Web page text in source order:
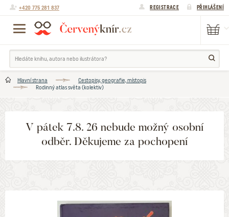
+420 775 281 837 REGISTRACE PŘIHLÁŠENÍ
Hlavní strana
Cestopisy, geografie, místopis
Rodinný atlas světa (kolektiv)
V pátek 7.8. 26 nebude možný osobní
odběr. Děkujeme za pochopení